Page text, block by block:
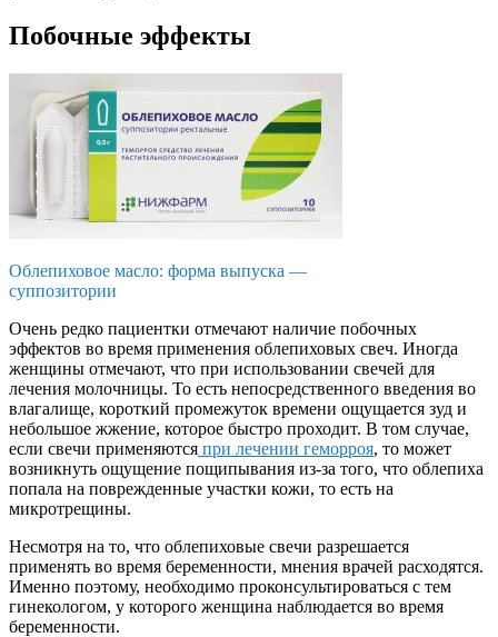
Побочные эффекты
Облепиховое масло: форма выпуска —
суппозитории
Очень редко пациентки отмечают наличие побочных
эффектов во время применения облепиховых свеч. Иногда
женщины отмечают, что при использовании свечей для
лечения молочницы. То есть непосредственного введения во
влагалище, короткий промежуток времени ощущается зуд и
небольшое жжение, которое быстро проходит. В том случае,
если свечи применяются при лечении геморроя, то может
возникнуть ощущение пощипывания из-за того, что облепиха
попала на поврежденные участки кожи, то есть на
микротрещины.
Несмотря на то, что облепиховые свечи разрешается
применять во время беременности, мнения врачей расходятся.
Именно поэтому, необходимо проконсультироваться с тем
гинекологом, у которого женщина наблюдается во время
беременности.